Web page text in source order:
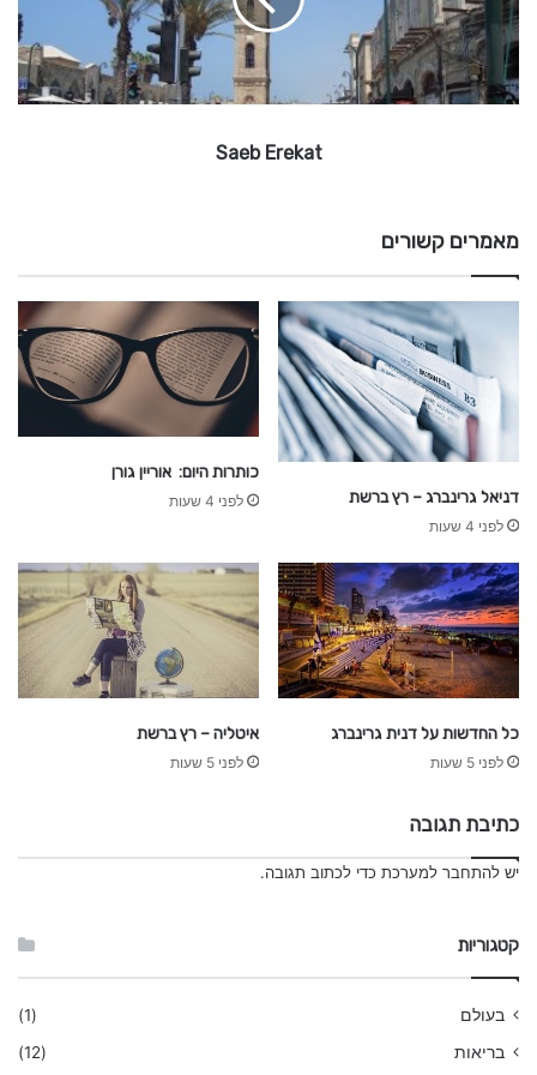
r
e
k
a
Saeb Erekat
מאמרים קשורים
דניאל גרינברג – רץ ברשת
לפני 4 שעות
כותרות היום: אוריין גורן
לפני 4 שעות
כל החדשות על דנית גרינברג
לפני 5 שעות
איטליה – רץ ברשת
לפני 5 שעות
כתיבת תגובה
יש להתחבר למערכת כדי לכתוב תגובה.
קטגוריות
בעולם
(1)
בריאות
(12)